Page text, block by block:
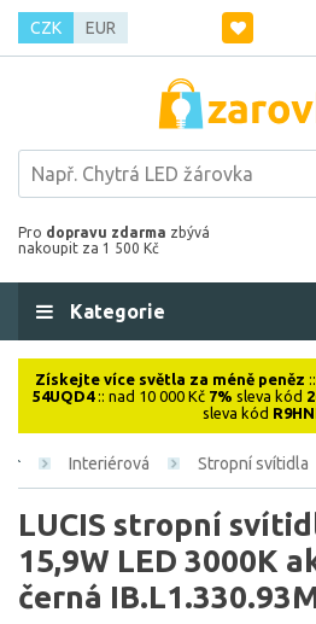
CZK EUR
Pro dopravu zdarma zbývá
nakoupit za 1 500 Kč
Kategorie
Získejte více světla za méně peněz
54UQD4:: nad 10 000 Kč 7% sleva kód
sleva kód
Interiérová Stropní svítidla
LUCIS stropní
15,9W LED 3000K
černá